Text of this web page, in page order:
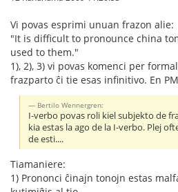
Vi povas esprimi unuan frazon alie:
"It is difficult to pronounce china
used to them."
1), 2), 3) vi povas komenci per
frazparto ĉi tie esas infinitivo. En
Bertilo Wennergren:
I-verbo povas roli kiel subjekto de
kia estas la ago de la I-verbo. Plej
de esti....
Tiamaniere:
1) Prononci ĉinajn tonojn estas